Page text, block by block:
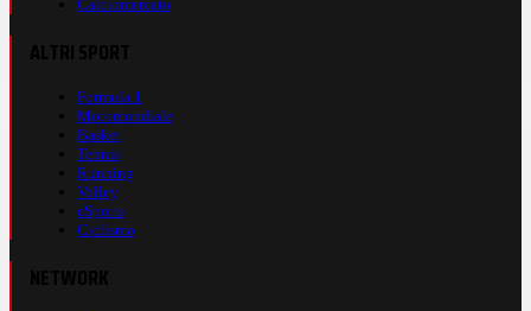
Calciomercato
Formula 1
Motomondiale
Basket
Tennis
Running
Volley
eSports
Ciclismo